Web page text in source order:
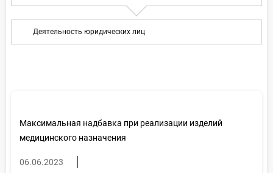
Деятельность юридических лиц
Максимальная надбавка при реализации изделий
медицинского назначения
06.06.2023